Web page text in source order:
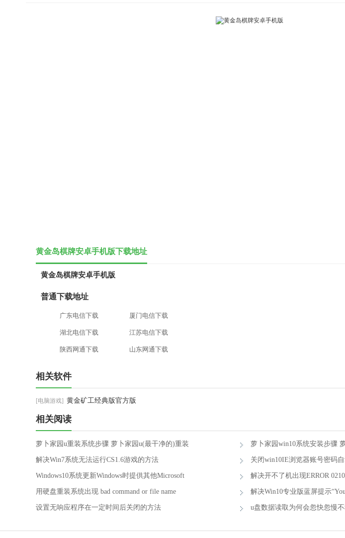
黄金岛棋牌安卓手机版下载地址
黄金岛棋牌安卓手机版
普通下载地址
广东电信下载 厦门电信下载
湖北电信下载 江苏电信下载
陕西网通下载 山东网通下载
相关软件
[电脑游戏] 黄金矿工经典版官方版
相关阅读
萝卜家园u重装系统步骤 萝卜家园u(最干净的)重装
系统步骤教程
萝卜家园win10系统安装步骤
系统安装步骤图
解决Win7系统无法运行CS1.6游戏的方法 关闭win10IE浏览器账号密码
Windows10系统更新Windows时提供其他Microsoft
产品的更新的解决方法
解决开不了机出现ERROR
Please F1 的方法
用硬盘重装系统出现 bad command or file name 解决Win10专业版蓝屏提示
problem...的技巧
设置无响应程序在一定时间后关闭的方法 u盘数据读取为何会忽快忽慢